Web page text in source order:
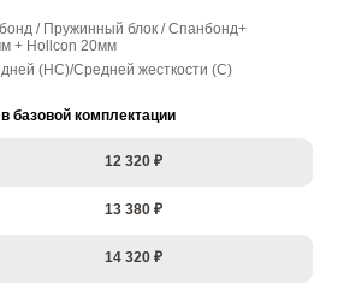
/ Пружинный блок / Спанбонд+
+ Hollcon 20мм
(НС)/Средней жесткости (С)
базовой комплектации
12 320 ₽
13 380 ₽
14 320 ₽